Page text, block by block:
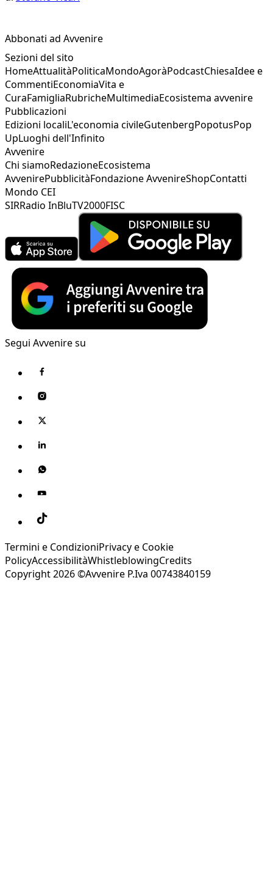
Abbonati ad Avvenire
Sezioni del sito
HomeAttualitàPoliticaMondoAgoràPodcastChiesaIdee e
CommentiEconomiaVita e
CuraFamigliaRubricheMultimediaEcosistema avvenire
Pubblicazioni
Edizioni localiL'economia civileGutenbergPopotusPop
UpLuoghi dell'Infinito
Avvenire
Chi siamoRedazioneEcosistema
AvvenirePubblicitàFondazione AvvenireShopContatti
Mondo CEI
SIRRadio InBluTV2000FISC
Segui Avvenire su
Termini e CondizioniPrivacy e Cookie
PolicyAccessibilitàWhistleblowingCredits
Copyright 2026 ©Avvenire P.Iva 00743840159